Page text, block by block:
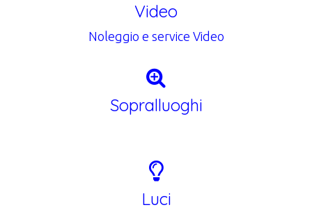
Video
Noleggio e service Video
Sopralluoghi
Luci